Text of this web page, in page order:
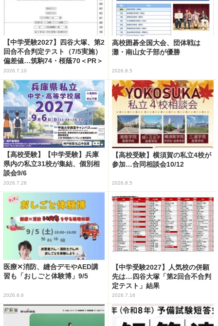
【中学受験2027】四谷大塚、第2
回合不合判定テスト（7/5実施）
偏差値…筑駒74・桜蔭70＜PR＞
2026.7.10
高校囲碁全国大会、団体戦は
灘・南山女子部が優勝
2026.8.5
【高校受験】【中学受験】兵庫
県内の私立31校が集結、個別相
談会9/6
2026.7.28
【高校受験】横須賀の私立4校が
参加…合同相談会10/12
2026.8.5
医療✕消防、縫合デモやAED講
習も「おしごと体験博」9/5
2026.8.6
【中学受験2027】人気校の併願
先は…四谷大塚「第2回合不合判
定テスト」結果
2026.7.16